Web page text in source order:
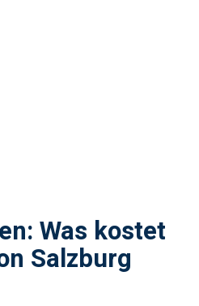
Was kostet
Salzburg